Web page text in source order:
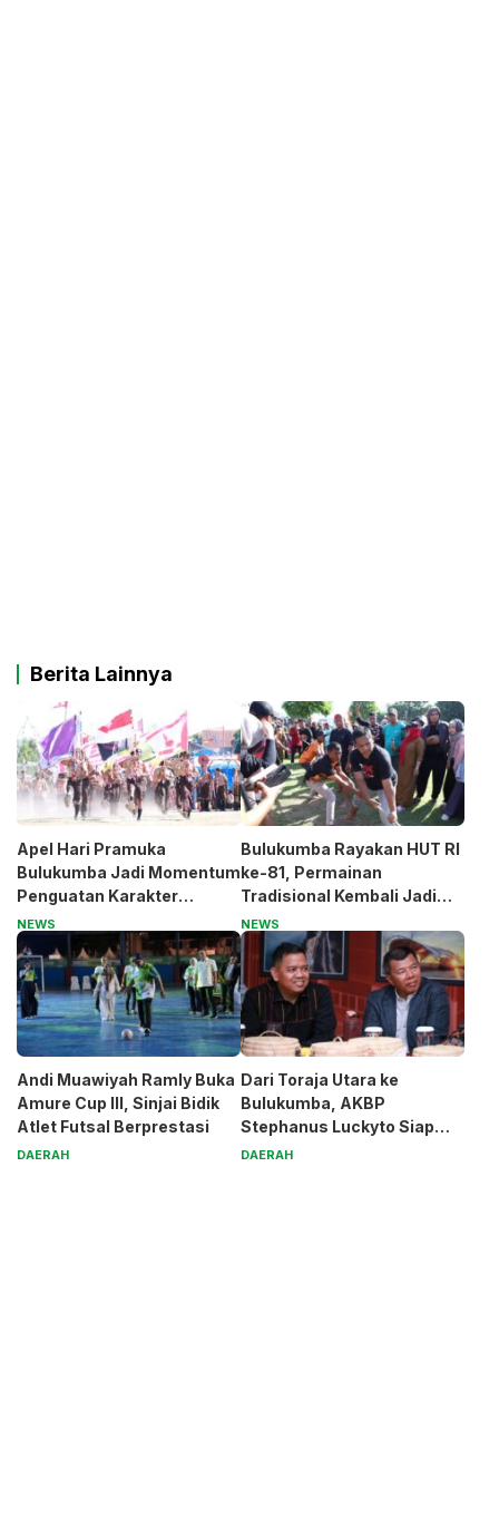
Berita Lainnya
Apel Hari Pramuka
Bulukumba Jadi Momentum
Penguatan Karakter
Generasi Muda
NEWS
Bulukumba Rayakan HUT RI
ke-81, Permainan
Tradisional Kembali Jadi
Magnet
NEWS
Andi Muawiyah Ramly Buka
Amure Cup III, Sinjai Bidik
Atlet Futsal Berprestasi
DAERAH
Dari Toraja Utara ke
Bulukumba, AKBP
Stephanus Luckyto Siap
Jaga Kamtibmas
DAERAH